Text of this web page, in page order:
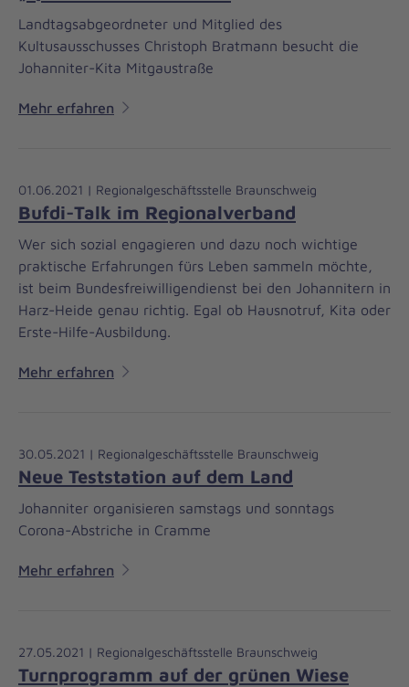
Landtagsabgeordneter und Mitglied des
Kultusausschusses Christoph Bratmann besucht die
Johanniter-Kita Mitgaustraße
Mehr erfahren
01.06.2021 | Regionalgeschäftsstelle Braunschweig
Bufdi-Talk im Regionalverband
Wer sich sozial engagieren und dazu noch wichtige
praktische Erfahrungen fürs Leben sammeln möchte,
ist beim Bundesfreiwilligendienst bei den Johannitern in
Harz-Heide genau richtig. Egal ob Hausnotruf, Kita oder
Erste-Hilfe-Ausbildung.
Mehr erfahren
30.05.2021 | Regionalgeschäftsstelle Braunschweig
Neue Teststation auf dem Land
Johanniter organisieren samstags und sonntags
Corona-Abstriche in Cramme
Mehr erfahren
27.05.2021 | Regionalgeschäftsstelle Braunschweig
Turnprogramm auf der grünen Wiese